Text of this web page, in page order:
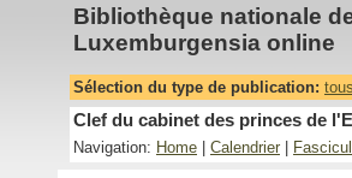
Bibliothèque nationale
Luxemburgensia online
Sélection du type de publication: tous
Clef du cabinet des princes de
Navigation: Home Calendrier